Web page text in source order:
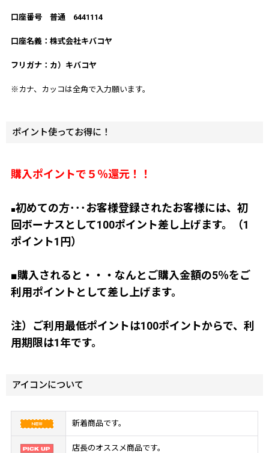
口座番号 普通 6441114
口座名義：株式会社キバコヤ
フリガナ：カ）キバコヤ
※カナ、カッコは全角で入力願います。
ポイント使ってお得に！
購入ポイントで５％還元！！
■初めての方･･･お客様登録されたお客様には、初
回ボーナスとして100ポイント差し上げます。（1
ポイント1円）
■購入されると・・・なんとご購入金額の5％をご
利用ポイントとして差し上げます。
注）ご利用最低ポイントは100ポイントからで、利
用期限は1年です。
アイコンについて
新着商品です。
店長のオススメ商品です。